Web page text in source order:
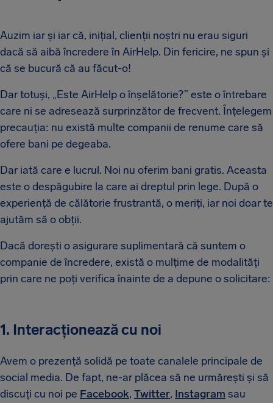
Auzim iar și iar că, inițial, clienții noștri nu erau siguri
dacă să aibă încredere în AirHelp. Din fericire, ne spun și
că se bucură că au făcut-o!
Dar totuși, „Este AirHelp o înșelătorie?” este o întrebare
care ni se adresează surprinzător de frecvent. Înțelegem
precauția: nu există multe companii de renume care să
ofere bani pe degeaba.
Dar iată care e lucrul. Noi nu oferim bani gratis. Aceasta
este o despăgubire la care ai dreptul prin lege. După o
experiență de călătorie frustrantă, o meriți, iar noi doar te
ajutăm să o obții.
Dacă dorești o asigurare suplimentară că suntem o
companie de încredere, există o mulțime de modalități
prin care ne poți verifica înainte de a depune o solicitare:
1. Interacționează cu noi
Avem o prezență solidă pe toate canalele principale de
social media. De fapt, ne-ar plăcea să ne urmărești și să
discuți cu noi pe Facebook, Twitter, Instagram sau